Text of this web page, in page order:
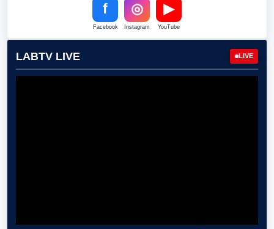
f
Facebook
◎
Instagram
▶
YouTube
LABTV LIVE LIVE